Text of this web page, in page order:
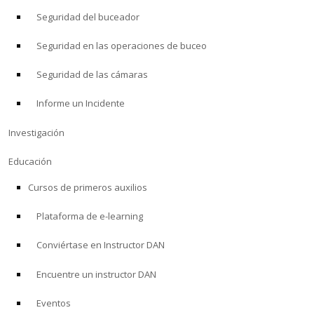
Seguridad del buceador
Seguridad en las operaciones de buceo
Seguridad de las cámaras
Informe un Incidente
Investigación
Educación
Cursos de primeros auxilios
Plataforma de e-learning
Conviértase en Instructor DAN
Encuentre un instructor DAN
Eventos